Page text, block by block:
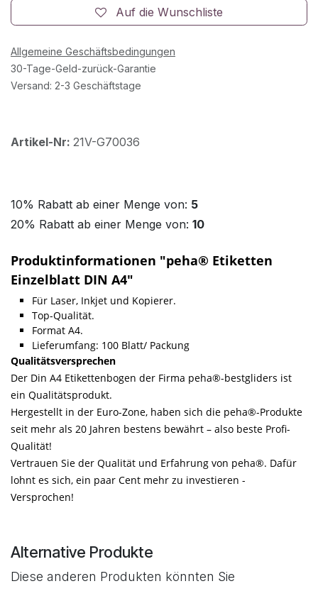
Auf die Wunschliste
Allgemeine Geschäftsbedingungen
30-Tage-Geld-zurück-Garantie
Versand: 2-3 Geschäftstage
Artikel-Nr: 21V-G70036
10% Rabatt ab einer Menge von: 5
20% Rabatt ab einer Menge von: 10
Produktinformationen "peha® Etiketten
Einzelblatt DIN A4"
Für Laser, Inkjet und Kopierer.
Top-Qualität.
Format A4.
Lieferumfang: 100 Blatt/ Packung
Qualitätsversprechen
Der Din A4 Etikettenbogen der Firma peha®-bestgliders ist
ein Qualitätsprodukt.
Hergestellt in der Euro-Zone, haben sich die peha®-Produkte
seit mehr als 20 Jahren bestens bewährt – also beste Profi-
Qualität!
Vertrauen Sie der Qualität und Erfahrung von peha®. Dafür
lohnt es sich, ein paar Cent mehr zu investieren -
Versprochen!
Alternative Produkte
Diese anderen Produkten könnten Sie